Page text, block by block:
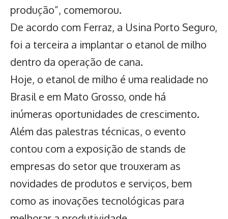
produção”, comemorou.
De acordo com Ferraz, a Usina Porto Seguro,
foi a terceira a implantar o etanol de milho
dentro da operação de cana.
Hoje, o etanol de milho é uma realidade no
Brasil e em Mato Grosso, onde há
inúmeras oportunidades de crescimento.
Além das palestras técnicas, o evento
contou com a exposição de stands de
empresas do setor que trouxeram as
novidades de produtos e serviços, bem
como as inovações tecnológicas para